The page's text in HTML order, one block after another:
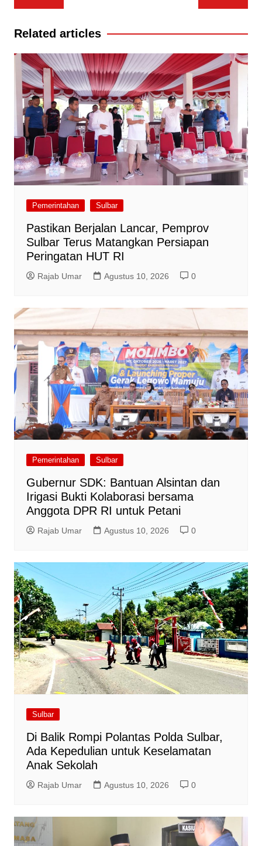
pos
Related articles
Pemerintahan Sulbar
Pastikan Berjalan Lancar, Pemprov
Sulbar Terus Matangkan Persiapan
Peringatan HUT RI
Rajab Umar Agustus 10, 2026 0
Pemerintahan Sulbar
Gubernur SDK: Bantuan Alsintan dan
Irigasi Bukti Kolaborasi bersama
Anggota DPR RI untuk Petani
Rajab Umar Agustus 10, 2026 0
Sulbar
Di Balik Rompi Polantas Polda Sulbar,
Ada Kepedulian untuk Keselamatan
Anak Sekolah
Rajab Umar Agustus 10, 2026 0